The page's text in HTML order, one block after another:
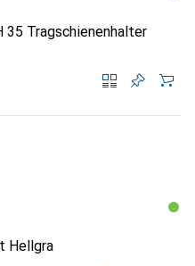
35 Tragschienenhalter
Hellgra